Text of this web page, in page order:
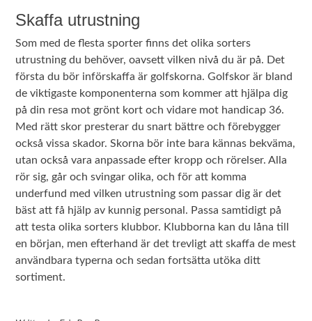
Skaffa utrustning
Som med de flesta sporter finns det olika sorters
utrustning du behöver, oavsett vilken nivå du är på. Det
första du bör införskaffa är golfskorna. Golfskor är bland
de viktigaste komponenterna som kommer att hjälpa dig
på din resa mot grönt kort och vidare mot handicap 36.
Med rätt skor presterar du snart bättre och förebygger
också vissa skador. Skorna bör inte bara kännas bekväma,
utan också vara anpassade efter kropp och rörelser. Alla
rör sig, går och svingar olika, och för att komma
underfund med vilken utrustning som passar dig är det
bäst att få hjälp av kunnig personal. Passa samtidigt på
att testa olika sorters klubbor. Klubborna kan du låna till
en början, men efterhand är det trevligt att skaffa de mest
användbara typerna och sedan fortsätta utöka ditt
sortiment.